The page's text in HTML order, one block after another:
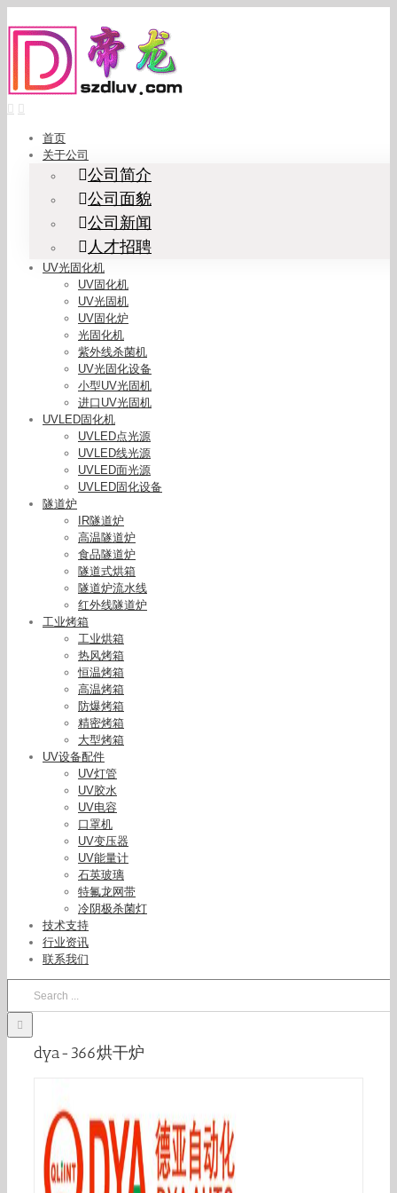
to
content
首页
关于公司
公司简介
公司面貌
公司新闻
人才招聘
UV光固化机
UV固化机
UV光固机
UV固化炉
光固化机
紫外线杀菌机
UV光固化设备
小型UV光固机
进口UV光固机
UVLED固化机
UVLED点光源
UVLED线光源
UVLED面光源
UVLED固化设备
隧道炉
IR隧道炉
高温隧道炉
食品隧道炉
隧道式烘箱
隧道炉流水线
红外线隧道炉
工业烤箱
工业烘箱
热风烤箱
恒温烤箱
高温烤箱
防爆烤箱
精密烤箱
大型烤箱
UV设备配件
UV灯管
UV胶水
UV电容
口罩机
UV变压器
UV能量计
石英玻璃
特氟龙网带
冷阴极杀菌灯
技术支持
行业资讯
联系我们
dya-366烘干炉
红外线隧道炉_红外线隧道炉,3/4/5/米长节能安全